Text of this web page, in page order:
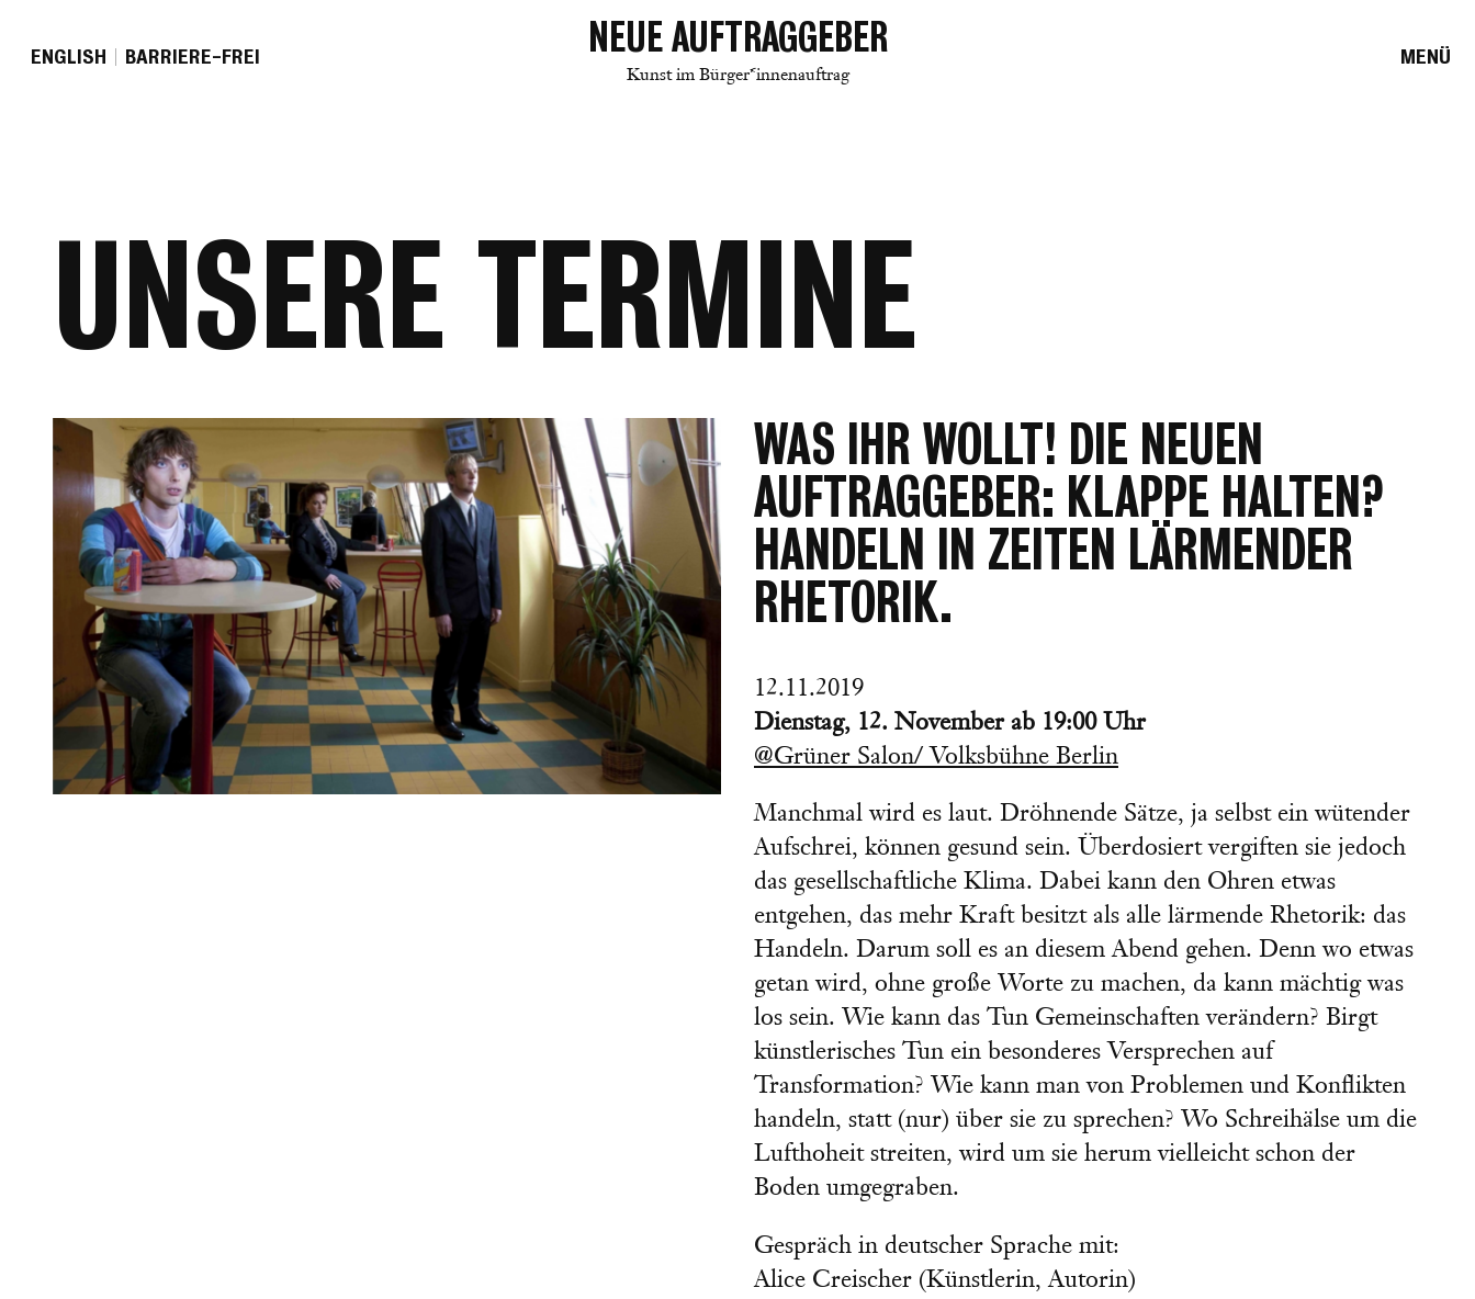
EN GLISH BARRIERE-FREI NEUE AUFTRAGGEBER
Kunst im Bürger*innenauftrag
MENÜ
UNSERE TERMINE
WAS IHR WOLLT! DIE NEUEN
AUFTRAGGEBER: KLAPPE HALTEN?
HANDELN IN ZEITEN LÄRMENDER
RHETORIK.
12.11.2019
Dienstag, 12. November ab 19:00 Uhr
@Grüner Salon/ Volksbühne Berlin
Manchmal wird es laut. Dröhnende Sätze, ja selbst ein wütender
Aufschrei, können gesund sein. Überdosiert vergiften sie jedoch
das gesellschaftliche Klima. Dabei kann den Ohren etwas
entgehen, das mehr Kraft besitzt als alle lärmende Rhetorik: das
Handeln. Darum soll es an diesem Abend gehen. Denn wo etwas
getan wird, ohne große Worte zu machen, da kann mächtig was
los sein. Wie kann das Tun Gemeinschaften verändern? Birgt
künstlerisches Tun ein besonderes Versprechen auf
Transformation? Wie kann man von Problemen und Konflikten
handeln, statt (nur) über sie zu sprechen? Wo Schreihälse um die
Lufthoheit streiten, wird um sie herum vielleicht schon der
Boden umgegraben.
Gespräch in deutscher Sprache mit:
Alice Creischer (Künstlerin, Autorin)